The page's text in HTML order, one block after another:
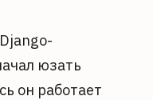
юзать
он работает